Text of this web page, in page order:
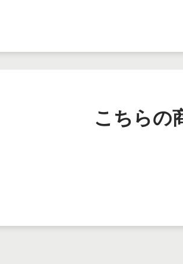
こちらの